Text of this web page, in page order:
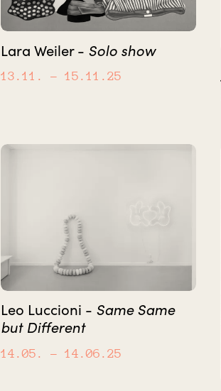
Lara Weiler - Solo show
13.11. – 15.11.25
Leo Luccioni - Same Same
but Different
14.05. – 14.06.25